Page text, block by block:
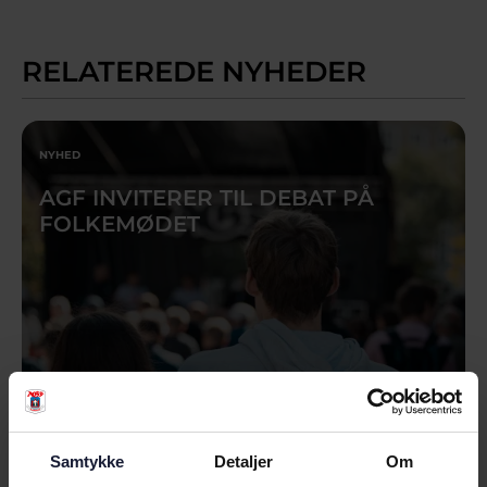
Samtykke Detaljer Om
RELATEREDE NYHEDER
NYHED
AGF INVITERER TIL DEBAT PÅ
FOLKEMØDET